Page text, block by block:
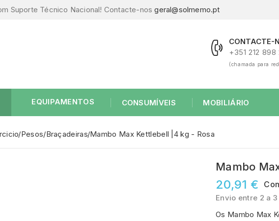
Suporte Técnico Nacional! Contacte-nosgeral@solmemo.pt
CONTACTE-
+351 212 898
(chamada para
EQUIPAMENTOS CONSUMÍVEIS MOBILIÁRIO
Pesos/Braçadeiras Mambo Max Kettlebell |4 kg - Rosa
Mambo
20,91 €
Envio entre 2 a
Os Mambo Max